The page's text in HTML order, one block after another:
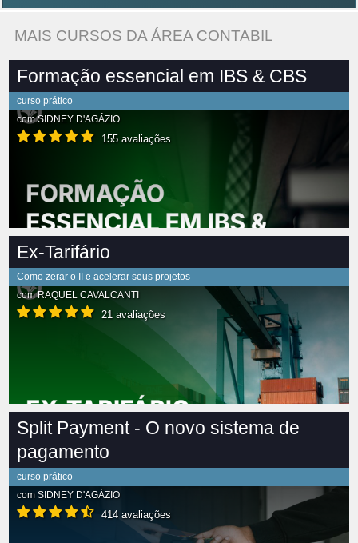
MAIS CURSOS DA ÁREA CONTABIL
Formação essencial em IBS & CBS
curso prático
comSIDNEY D'AGÁZIO
155 avaliações
Ex-Tarifário
Como zerar o II e acelerar seus projetos
comRAQUEL CAVALCANTI
21 avaliações
Split Payment - O novo sistema de
pagamento
curso prático
com SIDNEY D'AGÁZIO
414 avaliações